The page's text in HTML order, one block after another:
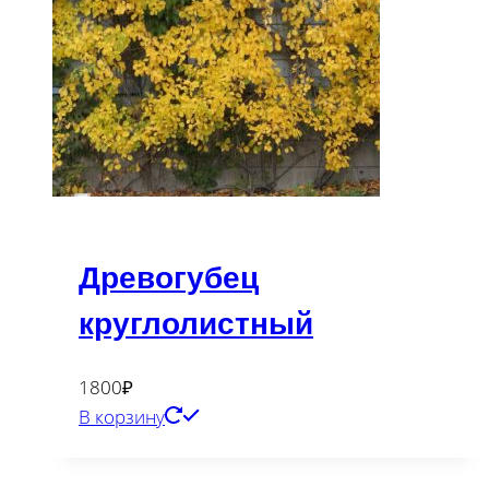
Древогубец
круглолистный
1800₽
В корзину